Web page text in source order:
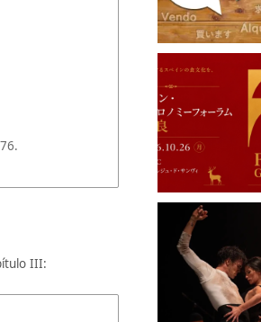
III: